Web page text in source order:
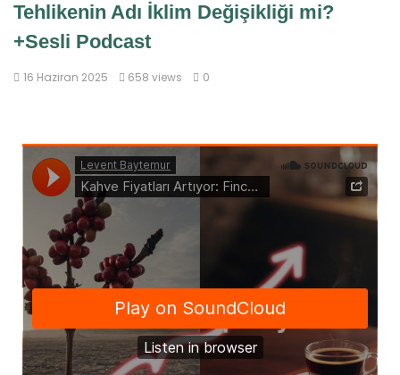
Tehlikenin Adı İklim Değişikliği mi?
+Sesli Podcast
16 Haziran 2025 658 views 0